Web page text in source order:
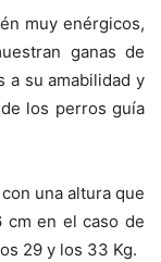
muy enérgicos,
ganas de
a su amabilidad y
los perros guía
una altura que
cm en el caso de
29 y los 33 Kg.